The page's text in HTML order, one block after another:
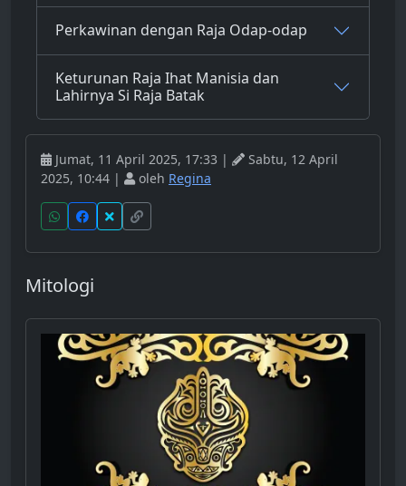
Perkawinan dengan Raja Odap-odap
Keturunan Raja Ihat Manisia dan
Lahirnya Si Raja Batak
Jumat, 11 April 2025, 17:33 |
Sabtu, 12 April
2025, 10:44 |
oleh Regina
Mitologi